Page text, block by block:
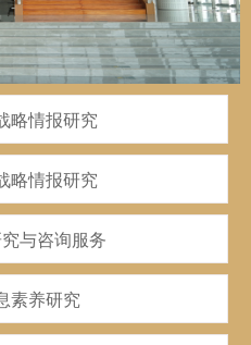
略情报研究
略情报研究
与咨询服务
素养研究